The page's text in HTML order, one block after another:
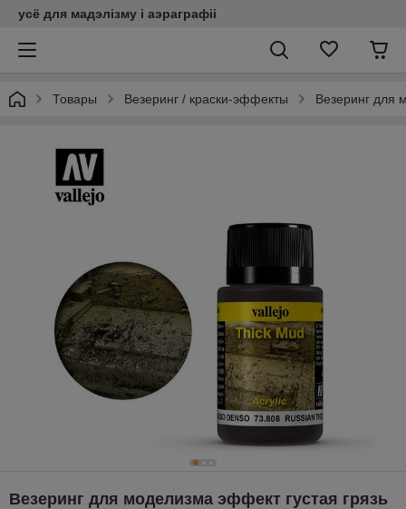
усё для мадэлізму і аэраграфіі
Товары Везеринг / краски-эффекты Везеринг для
Везеринг для моделизма эффект густая грязь